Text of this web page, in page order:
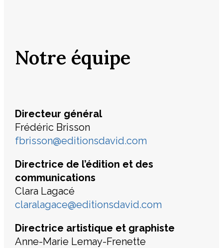
Notre équipe
Directeur général
Frédéric Brisson
fbrisson@editionsdavid.com
Directrice de l’édition et des
communications
Clara Lagacé
claralagace@editionsdavid.com
Directrice artistique et graphiste
Anne-Marie Lemay-Frenette